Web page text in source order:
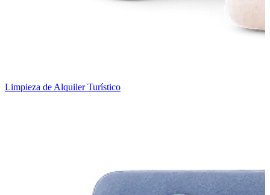
Limpieza de Alquiler Turístico